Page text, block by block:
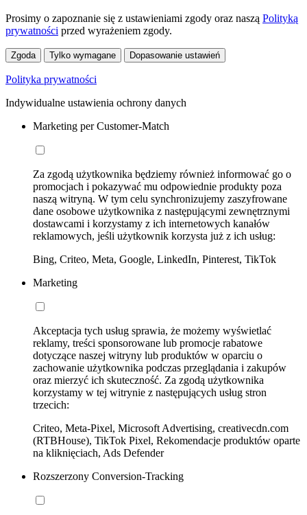
Prosimy o zapoznanie się z ustawieniami zgody oraz naszą Polityką
prywatności przed wyrażeniem zgody.
Zgoda Tylko wymagane Dopasowanie ustawień
Polityka prywatności
Indywidualne ustawienia ochrony danych
Marketing per Customer-Match
Za zgodą użytkownika będziemy również informować go o
promocjach i pokazywać mu odpowiednie produkty poza
naszą witryną. W tym celu synchronizujemy zaszyfrowane
dane osobowe użytkownika z następującymi zewnętrznymi
dostawcami i korzystamy z ich internetowych kanałów
reklamowych, jeśli użytkownik korzysta już z ich usług:
Bing, Criteo, Meta, Google, LinkedIn, Pinterest, TikTok
Marketing
Akceptacja tych usług sprawia, że możemy wyświetlać
reklamy, treści sponsorowane lub promocje rabatowe
dotyczące naszej witryny lub produktów w oparciu o
zachowanie użytkownika podczas przeglądania i zakupów
oraz mierzyć ich skuteczność. Za zgodą użytkownika
korzystamy w tej witrynie z następujących usług stron
trzecich:
Criteo, Meta-Pixel, Microsoft Advertising, creativecdn.com
(RTBHouse), TikTok Pixel, Rekomendacje produktów oparte
na kliknięciach, Ads Defender
Rozszerzony Conversion-Tracking